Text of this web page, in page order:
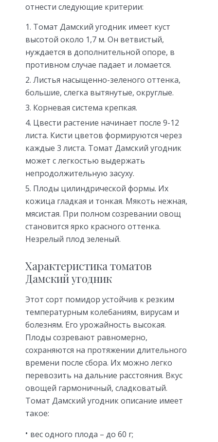
отнести следующие критерии:
Томат Дамский угодник имеет куст
высотой около 1,7 м. Он ветвистый,
нуждается в дополнительной опоре, в
противном случае падает и ломается.
Листья насыщенно-зеленого оттенка,
большие, слегка вытянутые, округлые.
Корневая система крепкая.
Цвести растение начинает после 9-12
листа. Кисти цветов формируются через
каждые 3 листа. Томат Дамский угодник
может с легкостью выдержать
непродолжительную засуху.
Плоды цилиндрической формы. Их
кожица гладкая и тонкая. Мякоть нежная,
мясистая. При полном созревании овощ
становится ярко красного оттенка.
Незрелый плод зеленый.
Характеристика томатов
Дамский угодник
Этот сорт помидор устойчив к резким
температурным колебаниям, вирусам и
болезням. Его урожайность высокая.
Плоды созревают равномерно,
сохраняются на протяжении длительного
времени после сбора. Их можно легко
перевозить на дальние расстояния. Вкус
овощей гармоничный, сладковатый.
Томат Дамский угодник описание имеет
такое:
вес одного плода – до 60 г;